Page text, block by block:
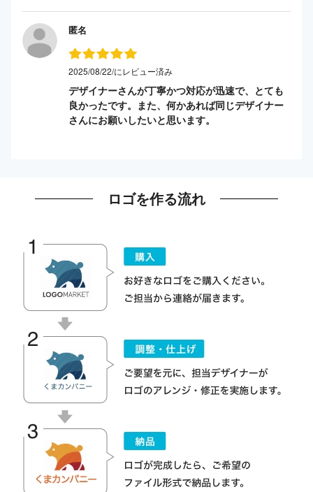
匿名
2025/08/22/にレビュー済み
デザイナーさんが丁寧かつ対応が迅速で、とても
良かったです。また、何かあれば同じデザイナー
さんにお願いしたいと思います。
ロゴを作る流れ